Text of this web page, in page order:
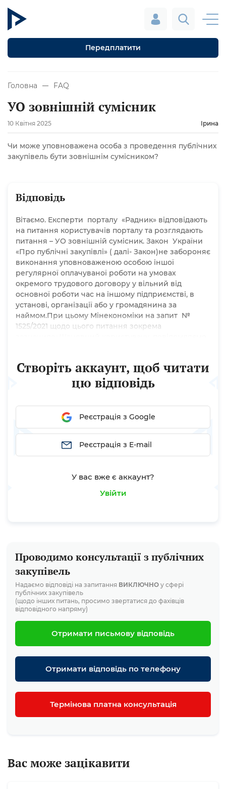
Передплатити
Головна FAQ
УО зовнішній сумісник
10 Квітня 2025 Ірина
Чи може уповноважена особа з проведення публічних
закупівель бути зовнішнім сумісником?
Відповідь
Вітаємо. Експерти порталу «Радник» відповідають
на питання користувачів порталу та розглядають
питання – УО зовнішній сумісник. Закон України
«Про публічні закупівлі» ( далі- Закон)не забороняє
виконання уповноваженою особою іншої
регулярної оплачуваної роботи на умовах
окремого трудового договору у вільний від
основної роботи час на іншому підприємстві, в
установі, організації або у громадянина за
наймом.При цьому Мінекономіки на запит №
1525/2021 щодо цього питання зокрема
організації закупівельної...
Створіть аккаунт, щоб читати
цю відповідь
Реєстрація з Google
Реєстрація з E-mail
У вас вже є аккаунт?
Увійти
Проводимо консультації з публічних
закупівель
Надаємо відповіді на запитання ВИКЛЮЧНО у сфері
публічних закупівель
(щодо інших питань, просимо звертатися до фахівців
відповідного напряму)
Отримати письмову відповідь
Отримати відповідь по телефону
Термінова платна консультація
Вас може зацікавити